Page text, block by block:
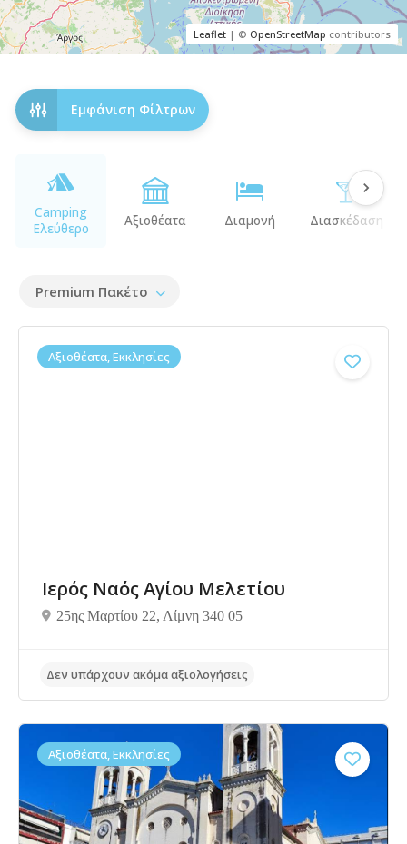
Εμφάνιση Φίλτρων
Camping
Ελεύθερο
Αξιοθέατα Διαμονή Διασκέδαση
Premium Πακέτο
Αξιοθέατα, Εκκλησίες
Ιερός Ναός Αγίου Μελετίου
25ης Μαρτίου 22, Λίμνη 340 05
Δεν υπάρχουν ακόμα αξιολογήσεις
Αξιοθέατα, Εκκλησίες
Leaflet | © OpenStreetMap contributors